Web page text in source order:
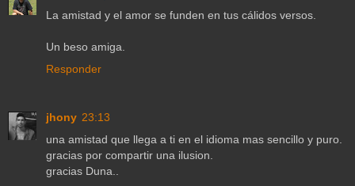
La amistad y el amor se funden en tus cálidos versos.
Un beso amiga.
Responder
jhony 23:13
una amistad que llega a ti en el idioma mas sencillo y puro.
gracias por compartir una ilusion.
gracias Duna..